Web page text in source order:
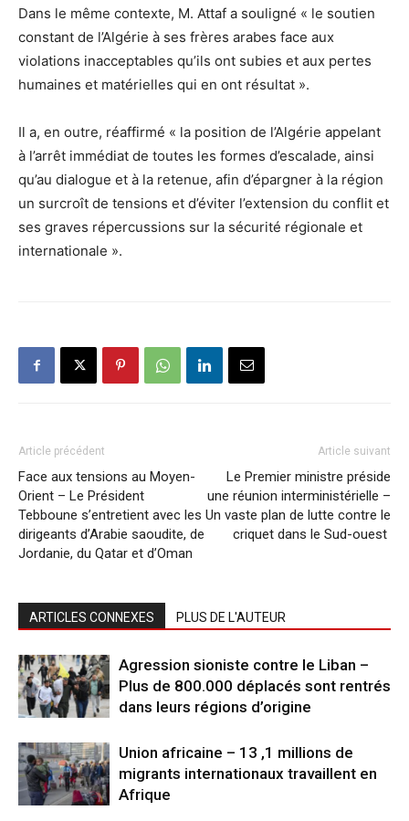
Dans le même contexte, M. Attaf a souligné « le soutien
constant de l’Algérie à ses frères arabes face aux
violations inacceptables qu’ils ont subies et aux pertes
humaines et matérielles qui en ont résultat ».
Il a, en outre, réaffirmé « la position de l’Algérie appelant
à l’arrêt immédiat de toutes les formes d’escalade, ainsi
qu’au dialogue et à la retenue, afin d’épargner à la région
un surcroît de tensions et d’éviter l’extension du conflit et
ses graves répercussions sur la sécurité régionale et
internationale ».
Article précédent
Face aux tensions au Moyen-
Orient – Le Président
Tebboune s’entretient avec les
dirigeants d’Arabie saoudite, de
Jordanie, du Qatar et d’Oman
Article suivant
Le Premier ministre préside
une réunion interministérielle –
Un vaste plan de lutte contre le
criquet dans le Sud-ouest
ARTICLES CONNEXES PLUS DE L'AUTEUR
Agression sioniste contre le Liban –
Plus de 800.000 déplacés sont rentrés
dans leurs régions d’origine
Union africaine – 13 ,1 millions de
migrants internationaux travaillent en
Afrique